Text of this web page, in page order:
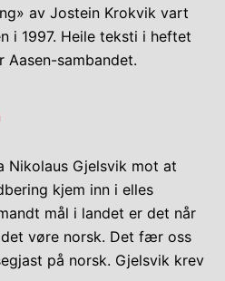
av Jostein Krokvik vart
i 1997. Heile teksti i heftet
Aasen-sambandet.
Nikolaus Gjelsvik mot at
kjem inn i elles
mål i landet er det når
vøre norsk. Det fær oss
på norsk. Gjelsvik krev